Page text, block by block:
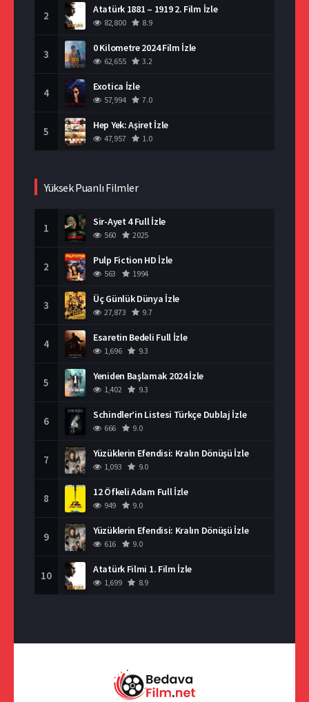
2 Atatürk 1881 – 1919 2. Film İzle
82,800 8.9
3 0 Kilometre 2024 Film İzle
62,655 3.2
4 Exotica İzle
57,994 7.0
5 Hep Yek: Aşiret İzle
47,957 1.0
Yüksek Puanlı Filmler
1 Sir-Ayet 4 Full İzle
560 2025
2 Pulp Fiction HD İzle
563 1994
3 Üç Günlük Dünya İzle
27,873 9.7
4 Esaretin Bedeli Full İzle
1,696 9.3
5 Yeniden Başlamak 2024 İzle
1,402 9.3
6 Schindler’in Listesi Türkçe Dublaj İzle
666 9.0
7 Yüzüklerin Efendisi: Kralın Dönüşü İzle
1,093 9.0
8 12 Öfkeli Adam Full İzle
949 9.0
9 Yüzüklerin Efendisi: Kralın Dönüşü İzle
616 9.0
10 Atatürk Filmi 1. Film İzle
1,699 8.9